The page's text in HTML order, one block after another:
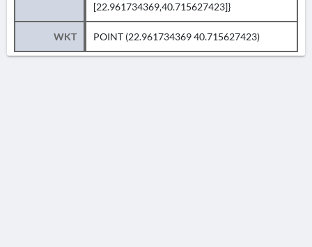
[22.961734369,40.715627423]}
WKT POINT (22.961734369 40.715627423)